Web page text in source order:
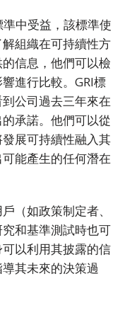
中受益，該標準使
組織在可持續性方
信息，他們可以檢
進行比較。GRI標
公司過去三年來在
承諾。他們可以從
展可持續性融入其
能產生的任何潛在
（如政策制定者、
和基準測試時也可
以利用其披露的信
其未來的決策過